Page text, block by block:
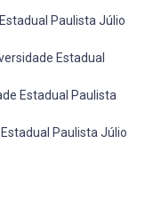
Paulista Júlio
Estadual
Estadual Paulista
Paulista Júlio